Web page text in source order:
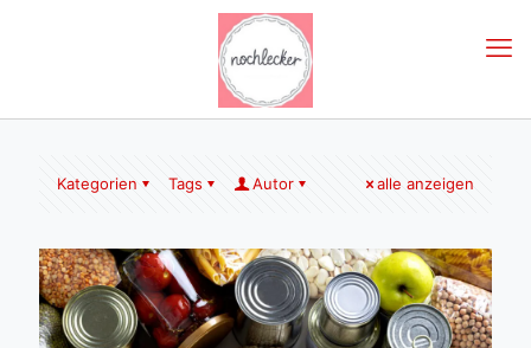
Kategorien Tags Autor alle anzeigen